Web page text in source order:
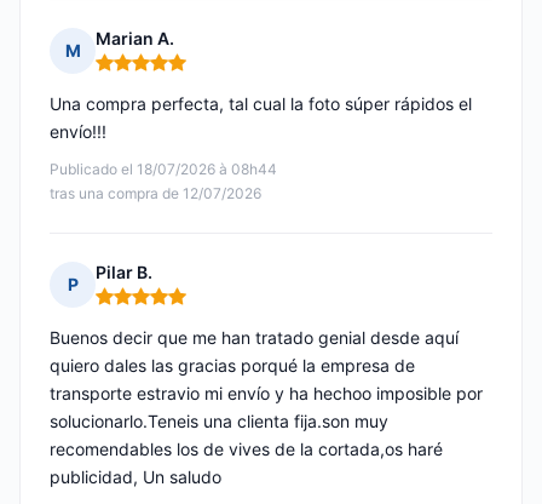
M
Marian A.
Nota: 5 de 5
Publicado el 18/07/2026 à 08h44
tras una compra de 12/07/2026
Una compra perfecta, tal cual la foto súper rápidos el
envío!!!
P
Pilar B.
Nota: 5 de 5
Buenos decir que me han tratado genial desde aquí
quiero dales las gracias porqué la empresa de
transporte estravio mi envío y ha hechoo imposible por
solucionarlo.Teneis una clienta fija.son muy
recomendables los de vives de la cortada,os haré
publicidad, Un saludo